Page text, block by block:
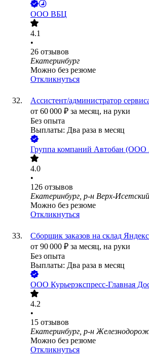
ООО ВБЦ
4.1
•
26 отзывов
Екатеринбург
Можно без резюме
Откликнуться
Ассистент/администратор
от 60 000 ₽ за месяц, на руки
Без опыта
Выплаты: Два раза в месяц
Группа компаний Автобан (ООО
4.0
•
126 отзывов
Екатеринбург, р-н Верх-Исетский
Можно без резюме
Откликнуться
Сборщик заказов на склад
от 90 000 ₽ за месяц, на руки
Без опыта
Выплаты: Два раза в месяц
ООО Курьерэкспресс-Главная
4.2
•
15 отзывов
Екатеринбург, р-н
Можно без резюме
Откликнуться